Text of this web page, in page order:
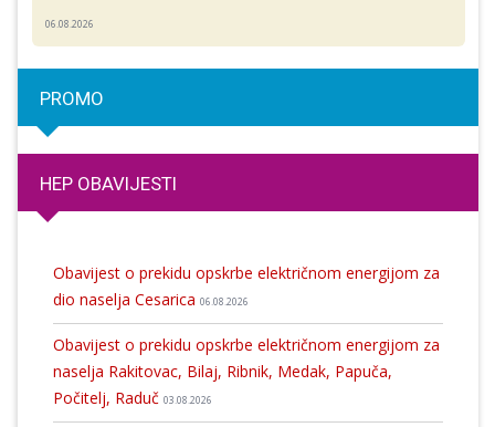
06.08.2026
PROMO
HEP OBAVIJESTI
Obavijest o prekidu opskrbe električnom energijom za
dio naselja Cesarica 06.08.2026
Obavijest o prekidu opskrbe električnom energijom za
naselja Rakitovac, Bilaj, Ribnik, Medak, Papuča,
Počitelj, Raduč 03.08.2026